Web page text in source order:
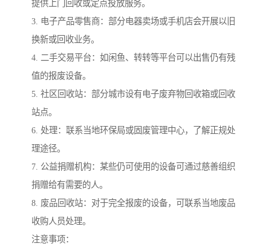
提供上门回收或定点投放服务。
3. 电子产品零售商：部分电器卖场或手机店会开展以旧
换新或回收业务。
4. 二手交易平台：如闲鱼、转转等平台可以出售仍有残
值的报废设备。
5. 社区回收站：部分城市设有电子废弃物回收箱或回收
站点。
6. 处理：联系当地环保局或固废管理中心，了解正规处
理途径。
7. 公益捐赠机构：某些仍可使用的设备可通过慈善组织
捐赠给有需要的人。
8. 废品回收站：对于完全报废的设备，可联系当地废品
收购人员处理。
注意事项：